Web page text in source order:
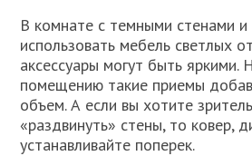
В комнате с темными стенами
использовать мебель светлых
аксессуары могут быть
помещению такие приемы
объем. А если вы хотите
«раздвинуть» стены, то ковер,
устанавливайте поперек.